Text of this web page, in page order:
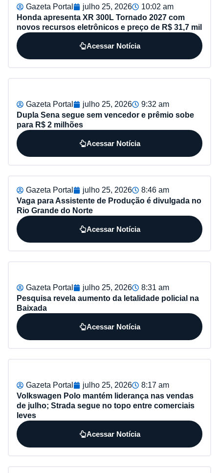
Gazeta Portal julho 25, 2026
10:02 am
Honda apresenta XR 300L Tornado 2027 com
novos recursos eletrônicos e preço de R$ 31,7 mil
Acessar Notícia
Gazeta Portal julho 25, 2026
9:32 am
Dupla Sena segue sem vencedor e prêmio sobe
para R$ 2 milhões
Acessar Notícia
Gazeta Portal julho 25, 2026
8:46 am
Vaga para Assistente de Produção é divulgada no
Rio Grande do Norte
Acessar Notícia
Gazeta Portal julho 25, 2026
8:31 am
Pesquisa revela aumento da letalidade policial na
Baixada
Acessar Notícia
Gazeta Portal julho 25, 2026
8:17 am
Volkswagen Polo mantém liderança nas vendas
de julho; Strada segue no topo entre comerciais
leves
Acessar Notícia